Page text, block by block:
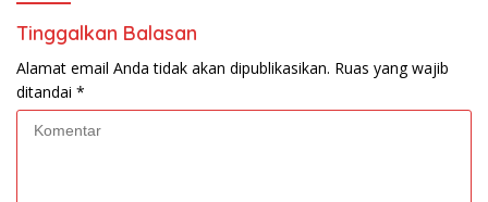
Tinggalkan Balasan
Alamat email Anda tidak akan dipublikasikan. Ruas yang wajib
ditandai *